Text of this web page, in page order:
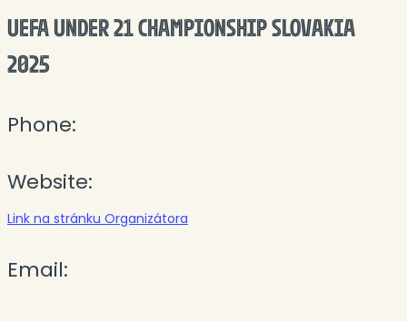
UEFA UNDER 21 CHAMPIONSHIP SLOVAKIA
2025
Phone:
Website:
Link na stránku Organizátora
Email: